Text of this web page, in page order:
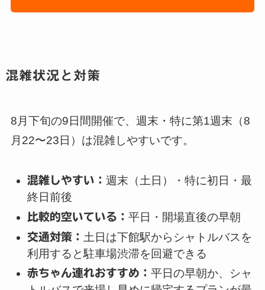
混雑状況と対策
8月下旬の9日間開催で、週末・特に第1週末（8
月22〜23日）は混雑しやすいです。
混雑しやすい：週末（土日）・特に初日・最
終日前後
比較的空いている：平日・開場直後の早朝
交通対策： 土日は下館駅からシャトルバスを
利用すると駐車場渋滞を回避できる
赤ちゃん連れおすすめ：平日の早朝か、シャ